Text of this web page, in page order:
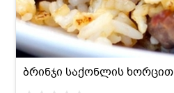
ბრინჯი საქონლის ხორცით